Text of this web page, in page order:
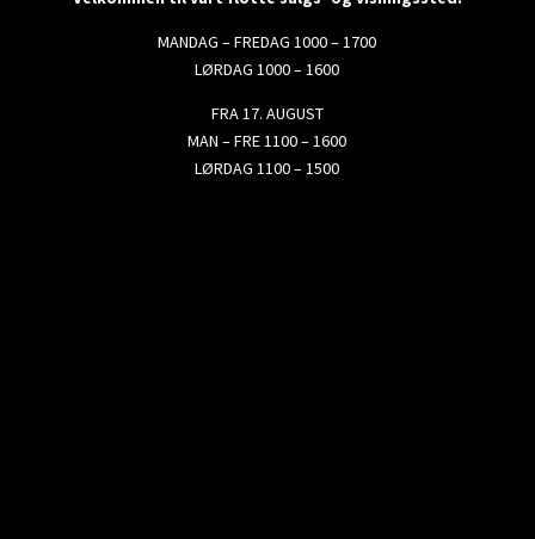
MANDAG – FREDAG 1000 – 1700
LØRDAG 1000 – 1600
FRA 17. AUGUST
MAN – FRE 1100 – 1600
LØRDAG 1100 – 1500